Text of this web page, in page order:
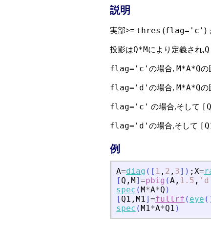
説明
実部>= thres (flag='c' )
投影はQ*Mにより定義され,Q
flag='c' の場合, M*A*Qの
flag='d' の場合, M*A*Qの
flag='c' の場合,そして
flag='d' の場合,そして
例
A=diag ( [ 1 , 2 , 3] ) ; X=
[ Q , M] =pbig (A , 1.5 , ' d
spec (M*A*Q )
[ Q1 , M1] =fullrf ( eye (
spec (M1*A*Q1 )